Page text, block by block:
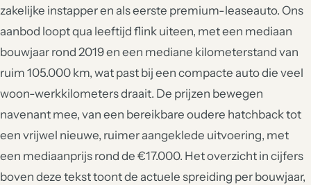
zakelijke instapper en als eerste premium-leaseauto. Ons
aanbod loopt qua leeftijd flink uiteen, met een mediaan
bouwjaar rond 2019 en een mediane kilometerstand van
ruim 105.000 km, wat past bij een compacte auto die veel
woon-werkkilometers draait. De prijzen bewegen
navenant mee, van een bereikbare oudere hatchback tot
een vrijwel nieuwe, ruimer aangeklede uitvoering, met
een mediaanprijs rond de €17.000. Het overzicht in cijfers
boven deze tekst toont de actuele spreiding per bouwjaar,